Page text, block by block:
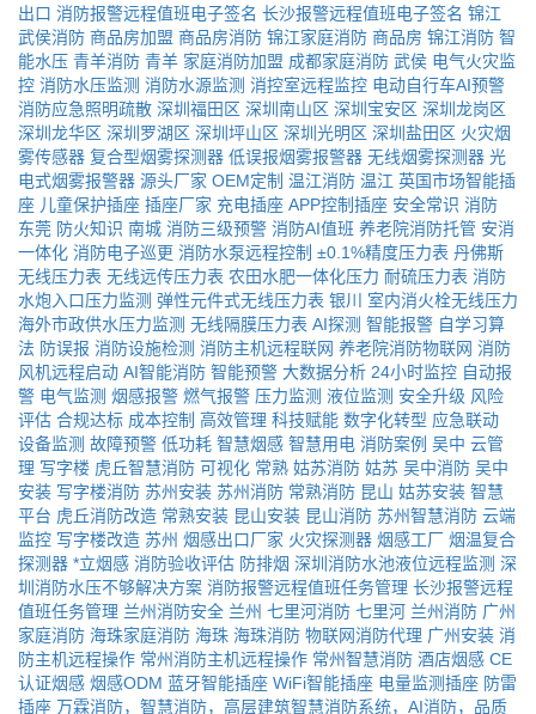
出口 消防报警远程值班电子签名 长沙报警远程值班电子签名 锦江
武侯消防 商品房加盟 商品房消防 锦江家庭消防 商品房 锦江消防 智
能水压 青羊消防 青羊 家庭消防加盟 成都家庭消防 武侯 电气火灾监
控 消防水压监测 消防水源监测 消控室远程监控 电动自行车AI预警
消防应急照明疏散 深圳福田区 深圳南山区 深圳宝安区 深圳龙岗区
深圳龙华区 深圳罗湖区 深圳坪山区 深圳光明区 深圳盐田区 火灾烟
雾传感器 复合型烟雾探测器 低误报烟雾报警器 无线烟雾探测器 光
电式烟雾报警器 源头厂家 OEM定制 温江消防 温江 英国市场智能插
座 儿童保护插座 插座厂家 充电插座 APP控制插座 安全常识 消防
东莞 防火知识 南城 消防三级预警 消防AI值班 养老院消防托管 安消
一体化 消防电子巡更 消防水泵远程控制 ±0.1%精度压力表 丹佛斯
无线压力表 无线远传压力表 农田水肥一体化压力 耐硫压力表 消防
水炮入口压力监测 弹性元件式无线压力表 银川
室内消火栓无线压力
海外市政供水压力监测 无线隔膜压力表 AI探测 智能报警 自学习算
法 防误报 消防设施检测 消防主机远程联网 养老院消防物联网 消防
风机远程启动 AI智能消防 智能预警 大数据分析 24小时监控 自动报
警 电气监测 烟感报警 燃气报警 压力监测 液位监测 安全升级 风险
评估 合规达标 成本控制 高效管理 科技赋能 数字化转型 应急联动
设备监测 故障预警 低功耗 智慧烟感 智慧用电 消防案例 吴中 云管
理 写字楼 虎丘智慧消防 可视化 常熟 姑苏消防 姑苏 吴中消防 吴中
安装 写字楼消防 苏州安装 苏州消防 常熟消防 昆山 姑苏安装 智慧
平台 虎丘消防改造 常熟安装 昆山安装 昆山消防 苏州智慧消防 云端
监控 写字楼改造 苏州 烟感出口厂家 火灾探测器 烟感工厂 烟温复合
探测器 *立烟感 消防验收评估 防排烟 深圳消防水池液位远程监测 深
圳消防水压不够解决方案 消防报警远程值班任务管理 长沙报警远程
值班任务管理 兰州消防安全 兰州 七里河消防 七里河 兰州消防 广州
家庭消防 海珠家庭消防 海珠 海珠消防 物联网消防代理 广州安装 消
防主机远程操作 常州消防主机远程操作 常州智慧消防 酒店烟感 CE
认证烟感 烟感ODM 蓝牙智能插座 WiFi智能插座 电量监测插座 防雷
插座 万霖消防，智慧消防，高层建筑智慧消防系统，AI消防，品质